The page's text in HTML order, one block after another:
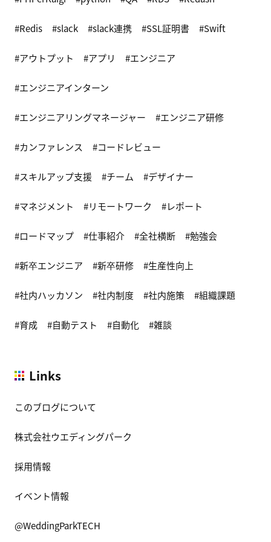
Redis slack slack連携 SSL証明書 Swift
アウトプット アプリ エンジニア
エンジニアインターン
エンジニアリングマネージャー エンジニア研修
カンファレンス コードレビュー
スキルアップ支援 チーム デザイナー
マネジメント リモートワーク レポート
ロードマップ 仕事紹介 全社横断 勉強会
新卒エンジニア 新卒研修 生産性向上
社内ハッカソン 社内制度 社内施策 組織課題
育成 自動テスト 自動化 雑談
Links
このブログについて
株式会社ウエディングパーク
採用情報
イベント情報
@WeddingParkTECH